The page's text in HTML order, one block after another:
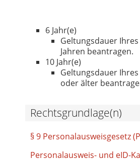
6 Jahr(e)
Geltungsdauer
Jahren beantragen.
10 Jahr(e)
Geltungsdauer
oder älter
Rechtsgrundlage(n)
§ 9 Personalausweisgesetz
Personalausweis- und eID-